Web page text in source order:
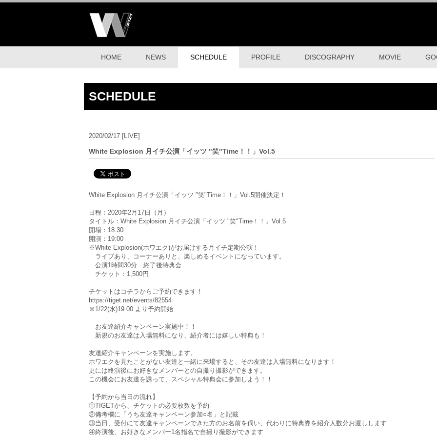
HOME NEWS SCHEDULE PROFILE DISCOGRAPHY MOVIE
SCHEDULE
2020/02/17 [LIVE]
White Explosion 月イチ公演「イッツ "笑"Time！！」Vol.5
White Explosion 月イチ公演「イッツ "笑"Time！！」Vol.5開催決定！
日程：2020年2月17日（月）
タイトル：White Explosion 月イチ公演「イッツ "笑"Time！！」Vol.5
開場：18:30
開演：19:00
※White Explosion(ホワエク)がお届けする月イチ定期公演！
ライブあり、コーナーありと、楽しめるイベントになっています。
公演1時間30分 終了後特典会
チケット：1,500円
チケットはコチラからご予約できます！
https://tiget.net/events/82554
※1/22(水)19:00 より予約開始
お友達紹介キャンペーン実施中！！
新規のお友達は入場無料になり、紹介者には嬉しい特典も！
友達紹介キャンペーンを実施します。
ホワエクを見たことがない友達と一緒に来場すると、その友達は入場無料になります！
更には終演後にお好きなメンバーとの自撮り撮影ができます。
この機会にお友達を誘って、スペシャル特典会に参加しよう！！
【予約から当日の流れ】
①TIGETから、チケットの必要枚数を予約
②備考欄に「うち友達キャンペーン参加○名」と記載
③当日、受付にて友達キャンペーンできた方のお名前を伺い、代わりに特典券を紹介人数分お渡しします
④終演後、お好きなメンバー1名指名で自撮り撮影ができます